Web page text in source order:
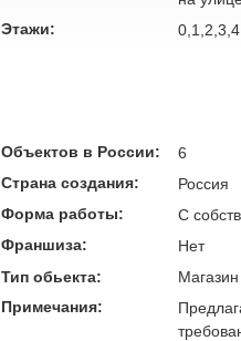
Этажи:
Объектов в России:
6
Страна создания:
Россия
Форма работы:
C
Франшиза:
Нет
Тип обьекта:
Магазин
Примечания: